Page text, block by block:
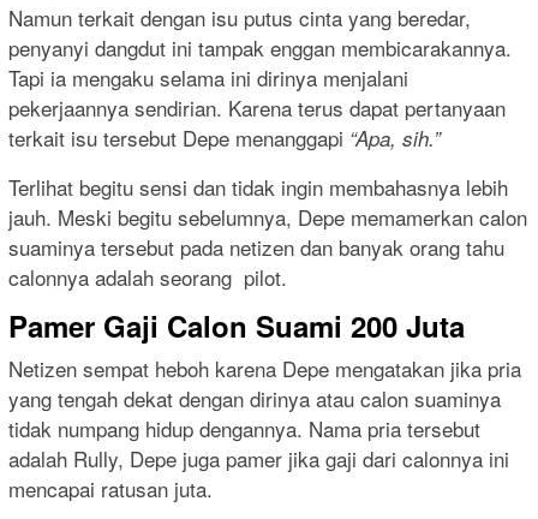
Namun terkait dengan isu putus cinta yang beredar,
penyanyi dangdut ini tampak enggan membicarakannya.
Tapi ia mengaku selama ini dirinya menjalani
pekerjaannya sendirian. Karena terus dapat pertanyaan
terkait isu tersebut Depe menanggapi “Apa, sih.”
Terlihat begitu sensi dan tidak ingin membahasnya lebih
jauh. Meski begitu sebelumnya, Depe memamerkan calon
suaminya tersebut pada netizen dan banyak orang tahu
calonnya adalah seorang pilot.
Pamer Gaji Calon Suami 200 Juta
Netizen sempat heboh karena Depe mengatakan jika pria
yang tengah dekat dengan dirinya atau calon suaminya
tidak numpang hidup dengannya. Nama pria tersebut
adalah Rully, Depe juga pamer jika gaji dari calonnya ini
mencapai ratusan juta.